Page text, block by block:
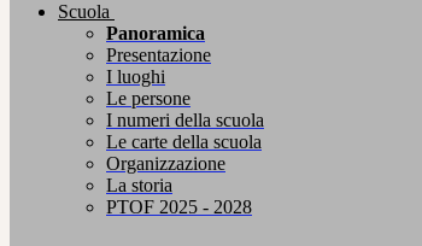
Scuola
Panoramica
Presentazione
I luoghi
Le persone
I numeri della scuola
Le carte della scuola
Organizzazione
La storia
PTOF 2025 - 2028